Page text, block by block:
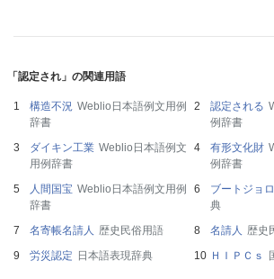
「認定され」の関連用語
構造不況 Weblio日本語例文用例
辞書
認定される
例辞書
ダイキン工業 Weblio日本語例文
用例辞書
有形文化財
例辞書
人間国宝 Weblio日本語例文用例
辞書
ブートジョ
典
名寄帳名請人 歴史民俗用語 名請人 歴史
労災認定 日本語表現辞典 ＨＩＰＣｓ